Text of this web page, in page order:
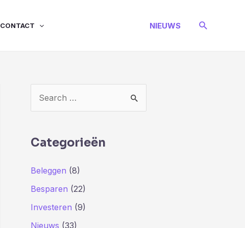
CONTACT NIEUWS Zoeken
k
a
a
r
:
Categorieën
Beleggen (8)
Besparen (22)
Investeren (9)
Nieuws (33)